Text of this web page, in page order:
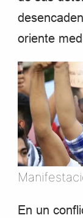
oriente
En un